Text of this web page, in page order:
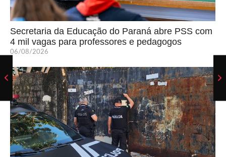
Secretaria da Educação do Paraná abre PSS com
4 mil vagas para professores e pedagogos
06/08/2026